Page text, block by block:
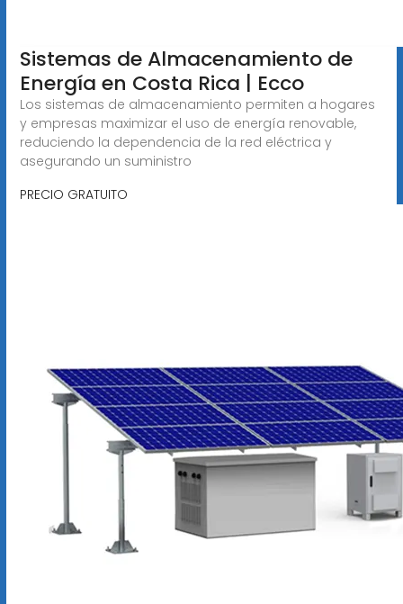
Sistemas de Almacenamiento de
Energía en Costa Rica | Ecco
Los sistemas de almacenamiento permiten a hogares
y empresas maximizar el uso de energía renovable,
reduciendo la dependencia de la red eléctrica y
asegurando un suministro
PRECIO GRATUITO